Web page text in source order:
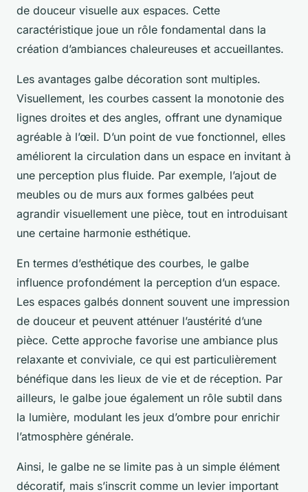
de douceur visuelle aux espaces. Cette
caractéristique joue un rôle fondamental dans la
création d’ambiances chaleureuses et accueillantes.
Les avantages galbe décoration sont multiples.
Visuellement, les courbes cassent la monotonie des
lignes droites et des angles, offrant une dynamique
agréable à l’œil. D’un point de vue fonctionnel, elles
améliorent la circulation dans un espace en invitant à
une perception plus fluide. Par exemple, l’ajout de
meubles ou de murs aux formes galbées peut
agrandir visuellement une pièce, tout en introduisant
une certaine harmonie esthétique.
En termes d’esthétique des courbes, le galbe
influence profondément la perception d’un espace.
Les espaces galbés donnent souvent une impression
de douceur et peuvent atténuer l’austérité d’une
pièce. Cette approche favorise une ambiance plus
relaxante et conviviale, ce qui est particulièrement
bénéfique dans les lieux de vie et de réception. Par
ailleurs, le galbe joue également un rôle subtil dans
la lumière, modulant les jeux d’ombre pour enrichir
l’atmosphère générale.
Ainsi, le galbe ne se limite pas à un simple élément
décoratif, mais s’inscrit comme un levier important